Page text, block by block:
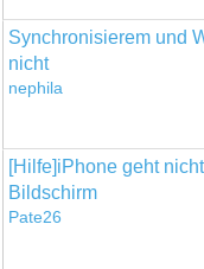
Synchronisierem und
nicht
nephila
[Hilfe]iPhone geht
Bildschirm
Pate26